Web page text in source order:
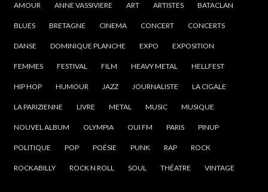
AMOUR ANNE VASSIVIERE ART ARTISTES BATACLAN
BLUES BRETAGNE CINEMA CONCERT CONCERTS
DANSE DOMINIQUE PLANCHE EXPO EXPOSITION
FEMMES FESTIVAL FILM HEAVY METAL HELLFEST
HIP HOP HUMOUR JAZZ JOURNALISTE LA CIGALE
LA PARIZIENNE LIVRE METAL MUSIC MUSIQUE
NOUVEL ALBUM OLYMPIA OUI FM PARIS PINUP
POLITIQUE POP POÉSIE PUNK RAP ROCK
ROCKABILLY ROCK N ROLL SOUL THÉATRE VINTAGE